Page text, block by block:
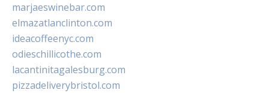
marjaeswinebar.com
elmazatlanclinton.com
ideacoffeenyc.com
odieschillicothe.com
lacantinitagalesburg.com
pizzadeliverybristol.com